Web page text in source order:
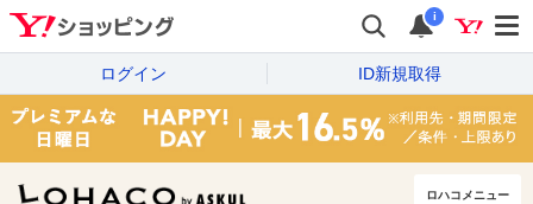
i
ログイン ID新規取得
ロハコメニュー